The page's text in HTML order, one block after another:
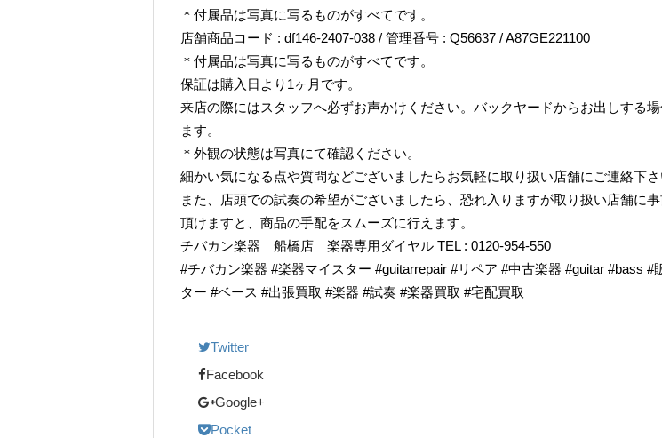
＊付属品は写真に写るものがすべてです。
店舗商品コード : df146-2407-038 / 管理番号 : Q56637 / A87GE221100
＊付属品は写真に写るものがすべてです。
保証は購入日より1ヶ月です。
来店の際にはスタッフへ必ずお声かけください。バックヤードからお出しする
ます。
＊外観の状態は写真にて確認ください。
細かい気になる点や質問などございましたらお気軽に取り扱い店舗にご連絡下さ
また、店頭での試奏の希望がございましたら、恐れ入りますが取り扱い店舗に
頂けますと、商品の手配をスムーズに行えます。
チバカン楽器 船橋店 楽器専用ダイヤル TEL : 0120-954-550
#チバカン楽器 #楽器マイスター #guitarrepair #リペア #中古楽器 #guitar #bass #
ター #ベース #出張買取 #楽器 #試奏 #楽器買取 #宅配買取
Twitter
Facebook
Google+
Pocket